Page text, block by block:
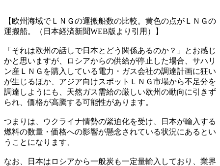
【欧州海域でＬＮＧの運搬船数の比較。黄色の点がＬＮＧの
運搬船。（日本経済新聞WEB版より引用）】
「それは欧州の話しで日本とどう関係あるのか？」とお感じ
かと思いますが、ロシアからの供給が停止した場合、サハリ
ン産ＬＮＧを購入している電力・ガス会社の調達計画に狂い
が生じるほか、アジア向けスポットＬＮＧ市場から不足分を
調達しようにも、天然ガス需給の厳しい欧州の動向に引きず
られ、価格が高騰する可能性があります。
つまりは、ウクライナ情勢の緊迫化を受け、日本が輸入する
燃料の数量・価格への影響が懸念されている状況にあるとい
うことになります、
なお、日本はロシアから一般炭も一定量輸入しており、業界